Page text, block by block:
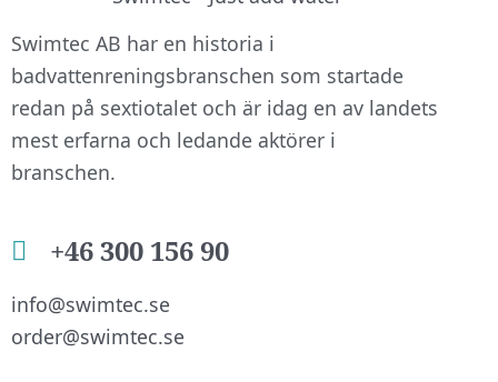
Swimtec AB har en historia i
badvattenreningsbranschen som startade
redan på sextiotalet och är idag en av landets
mest erfarna och ledande aktörer i
branschen.
+46 300 156 90
info@swimtec.se
order@swimtec.se